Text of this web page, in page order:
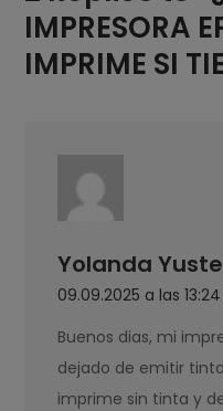
IMPRESORA
IMPRIME SI
Yolanda
09.09.2025 a las 13:24
Buenos dias, mi
dejado de emitir
imprime sin tinta y